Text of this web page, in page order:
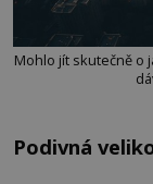
Mohlo jít skutečně o
Podivná